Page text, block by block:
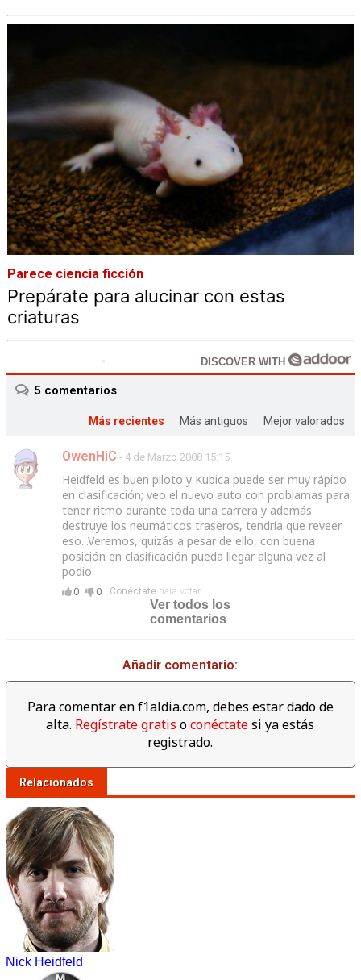
Parece ciencia ficción
Prepárate para alucinar con estas
criaturas
DISCOVER WITH
5 comentarios
Más recientes Más antiguos Mejor valorados
OwenHiC - 4 de Marzo 2008 15:15
Heidfeld es buen piloto y Kubica puede ser muy rápido
en clasificación; veo el nuevo auto con problamas para
tener ritmo durante toda una carrera y además
destruye los neumáticos traseros, tendría que reveer
eso...Veremos, quizás a pesar de ello, con buena
posición en clasificación pueda llegar alguna vez al
podio.
0 0 Conéctatepara votar
Ver todos los
comentarios
Añadir comentario:
Para comentar en f1aldia.com, debes estar dado de
alta. Regístrate gratis oconéctatesi ya estás
registrado.
Relacionados
Nick Heidfeld